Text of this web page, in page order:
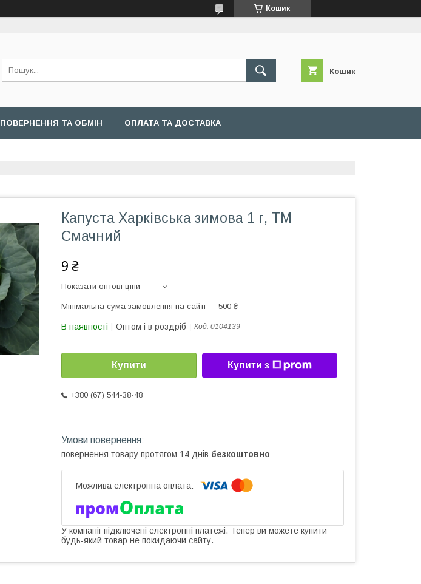
Кошик
Кошик
ПОВЕРНЕННЯ ТА ОБМІН ОПЛАТА ТА ДОСТАВКА
Капуста Харківська зимова 1 г, ТМ
Смачний
9 ₴
Показати оптові ціни
Мінімальна сума замовлення на сайті — 500 ₴
В наявності Оптом і в роздріб Код: 0104139
Купити Купити з
+380 (67) 544-38-48
повернення товару протягом 14 днів безкоштовно
У компанії підключені електронні платежі. Тепер ви можете купити
будь-який товар не покидаючи сайту.